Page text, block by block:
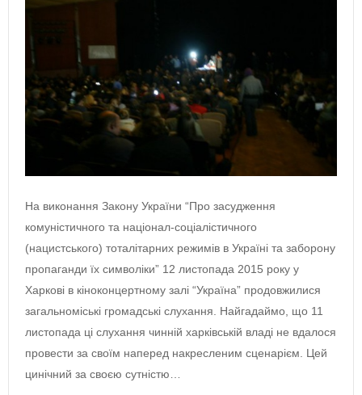
На виконання Закону України “Про засудження
комуністичного та націонал-соціалістичного
(нацистського) тоталітарних режимів в Україні та заборону
пропаганди їх символіки” 12 листопада 2015 року у
Харкові в кіноконцертному залі “Україна” продовжилися
загальноміські громадські слухання. Найгадаймо, що 11
листопада ці слухання чинній харківській владі не вдалося
провести за своїм наперед накресленим сценарієм. Цей
цинічний за своєю сутністю…